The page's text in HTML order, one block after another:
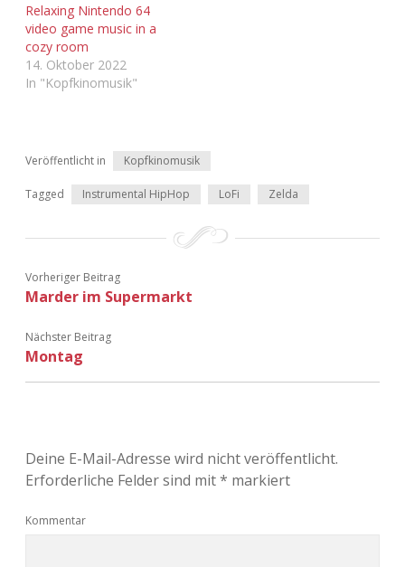
Relaxing Nintendo 64
video game music in a
cozy room
14. Oktober 2022
In "Kopfkinomusik"
Veröffentlicht in Kopfkinomusik
Tagged Instrumental HipHop LoFi Zelda
Vorheriger Beitrag
Marder im Supermarkt
Nächster Beitrag
Montag
Deine E-Mail-Adresse wird nicht veröffentlicht.
Erforderliche Felder sind mit* markiert
Kommentar